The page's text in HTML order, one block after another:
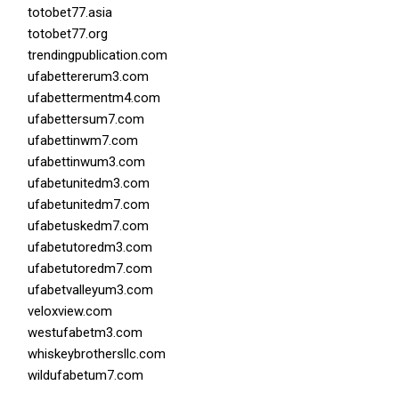
totobet77.asia
totobet77.org
trendingpublication.com
ufabettererum3.com
ufabettermentm4.com
ufabettersum7.com
ufabettinwm7.com
ufabettinwum3.com
ufabetunitedm3.com
ufabetunitedm7.com
ufabetuskedm7.com
ufabetutoredm3.com
ufabetutoredm7.com
ufabetvalleyum3.com
veloxview.com
westufabetm3.com
whiskeybrothersllc.com
wildufabetum7.com